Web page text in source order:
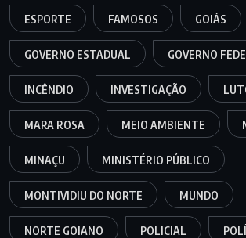
ESPORTE FAMOSOS GOIÁS
GOVERNO ESTADUAL GOVERNO
INCÊNDIO INVESTIGAÇÃO
MARA ROSA MEIO AMBIENTE
MINAÇU MINISTÉRIO PÚBLICO
MONTIVIDIU DO NORTE MUNDO
NORTE GOIANO POLICIAL